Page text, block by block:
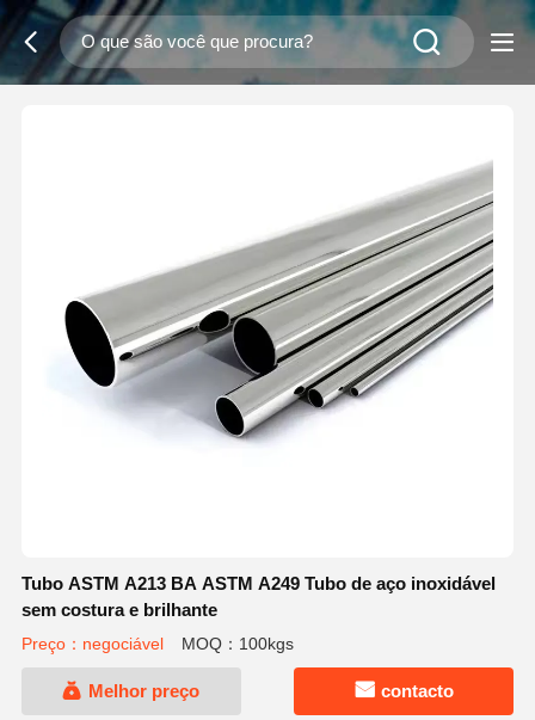
Tubo ASTM A213 BA ASTM A249 Tubo de aço inoxidável
sem costura e brilhante
Preço：negociável MOQ：100kgs
Melhor preço contacto